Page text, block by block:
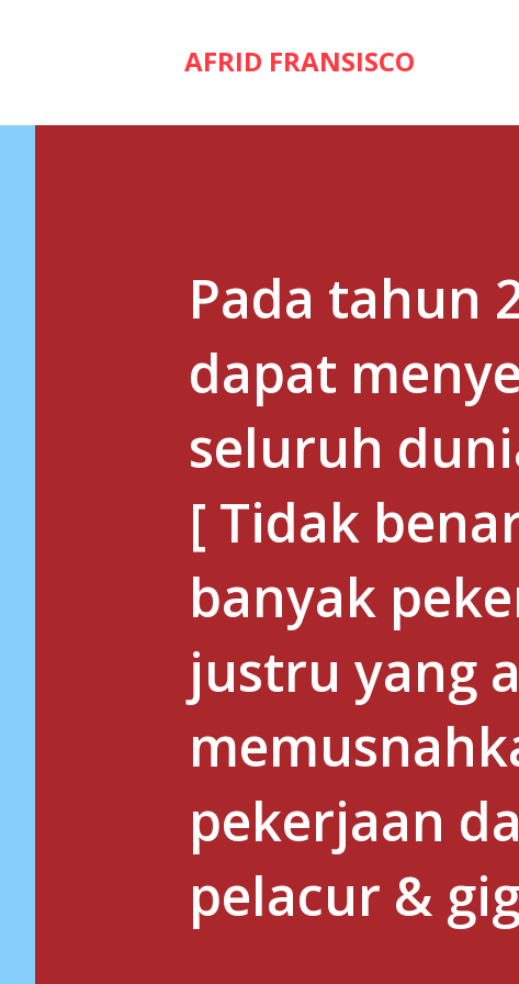
AFRID FRANSISCO
Pada tahun
dapat
seluruh
[ Tidak
banyak
justru yang
pekerjaan
pelacur &